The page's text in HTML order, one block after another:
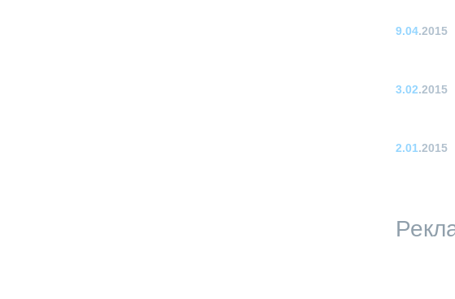
9.04.2015
3.02.2015
2.01.2015